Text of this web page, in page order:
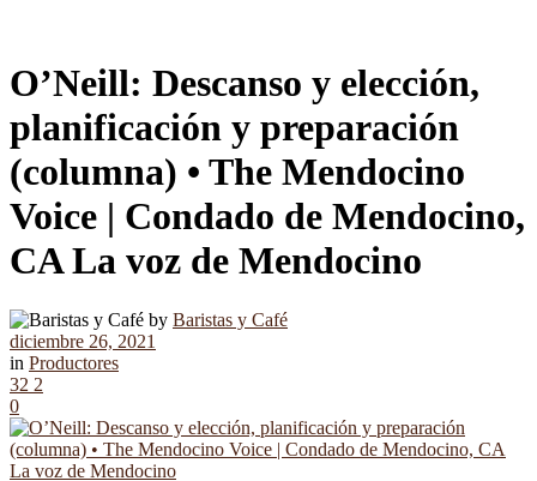
O’Neill: Descanso y elección,
planificación y preparación
(columna) • The Mendocino
Voice | Condado de Mendocino,
CA La voz de Mendocino
by Baristas y Café
diciembre 26, 2021
in Productores
32 2
0